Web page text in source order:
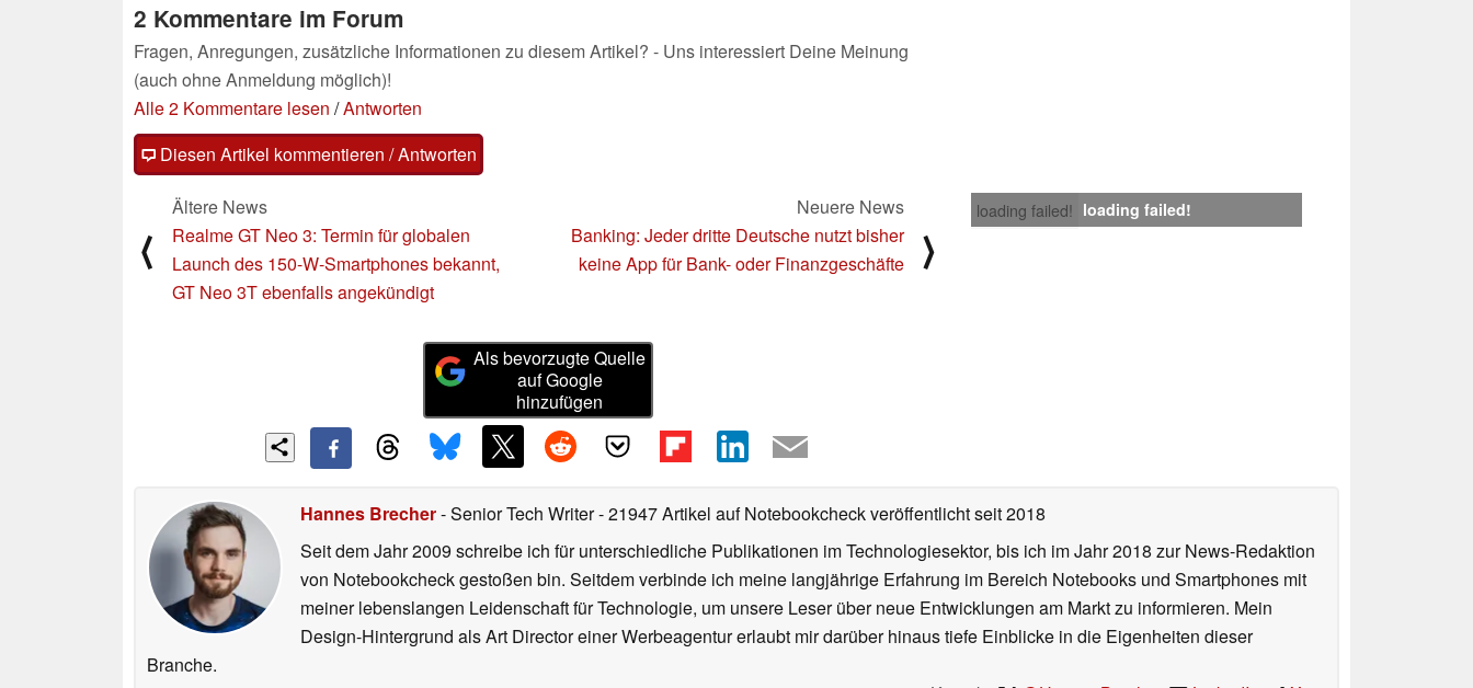
2 Kommentare im Forum
Fragen, Anregungen, zusätzliche Informationen zu diesem Artikel? - Uns interessiert Deine Meinung
(auch ohne Anmeldung möglich)!
Alle 2 Kommentare lesen /Antworten
Diesen Artikel kommentieren / Antworten
loading failed! loading failed!
⟨
Ältere News
Realme GT Neo 3: Termin für globalen
Launch des 150-W-Smartphones bekannt,
GT Neo 3T ebenfalls angekündigt
Neuere News
Banking: Jeder dritte Deutsche nutzt bisher
keine App für Bank- oder Finanzgeschäfte
⟩
Als bevorzugte Quelle
auf Google
hinzufügen
Hannes Brecher- Senior Tech Writer- 21947 Artikel auf Notebookcheck veröffentlichtseit 2018
Seit dem Jahr 2009 schreibe ich für unterschiedliche Publikationen im Technologiesektor, bis ich im Jahr 2018 zur News-Redaktion
von Notebookcheck gestoßen bin. Seitdem verbinde ich meine langjährige Erfahrung im Bereich Notebooks und Smartphones mit
meiner lebenslangen Leidenschaft für Technologie, um unsere Leser über neue Entwicklungen am Markt zu informieren. Mein
Design-Hintergrund als Art Director einer Werbeagentur erlaubt mir darüber hinaus tiefe Einblicke in die Eigenheiten dieser
Branche.